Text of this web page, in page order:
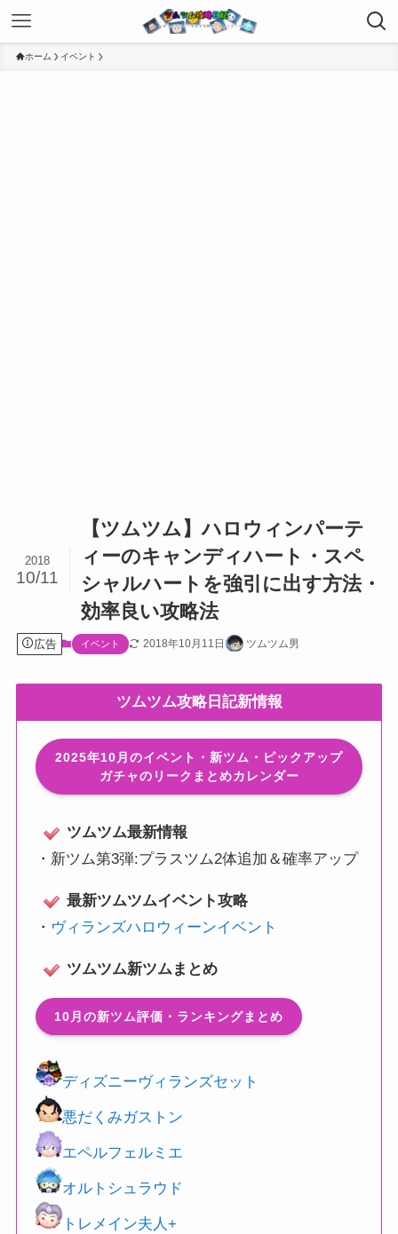
ホーム イベント
【ツムツム】ハロウィンパーテ
ィーのキャンディハート・スペ
シャルハートを強引に出す方法・
効率良い攻略法
2018
10/11
広告 イベント 2018年10月11日 ツムツム男
ツムツム攻略日記新情報
2025年10月のイベント・新ツム・ピックアップ
ガチャのリークまとめカレンダー
ツムツム最新情報
・ 新ツム第3弾:プラスツム2体追加＆確率アップ
最新ツムツムイベント攻略
・ ヴィランズハロウィーンイベント
ツムツム新ツムまとめ
10月の新ツム評価・ランキングまとめ
ディズニーヴィランズセット
悪だくみガストン
エペルフェルミエ
オルトシュラウド
トレメイン夫人+